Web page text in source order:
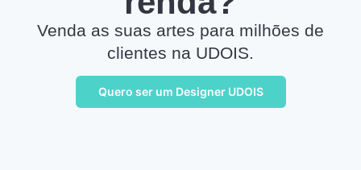
Venda as suas artes para milhões de
clientes na UDOIS.
Quero ser um Designer UDOIS